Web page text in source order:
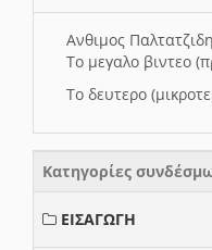
Ανθιμος
Το μεγαλο βιντεο
Το δευτερο
Κατηγορίες
ΕΙΣΑΓΩΓΗ